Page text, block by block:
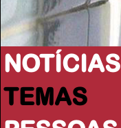
NOTÍCIAS
TEMAS